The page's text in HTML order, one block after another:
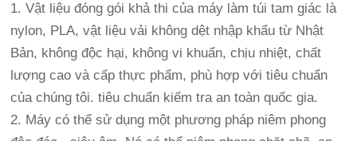
1. Vật liệu đóng gói khả thi của máy làm túi tam giác là
nylon, PLA, vật liệu vải không dệt nhập khẩu từ Nhật
Bản, không độc hại, không vi khuẩn, chịu nhiệt, chất
lượng cao và cấp thực phẩm, phù hợp với tiêu chuẩn
của chúng tôi. tiêu chuẩn kiểm tra an toàn quốc gia.
2. Máy có thể sử dụng một phương pháp niêm phong